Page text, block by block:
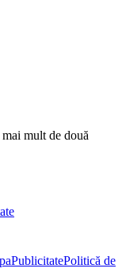
mult de două
PublicitatePolitică de